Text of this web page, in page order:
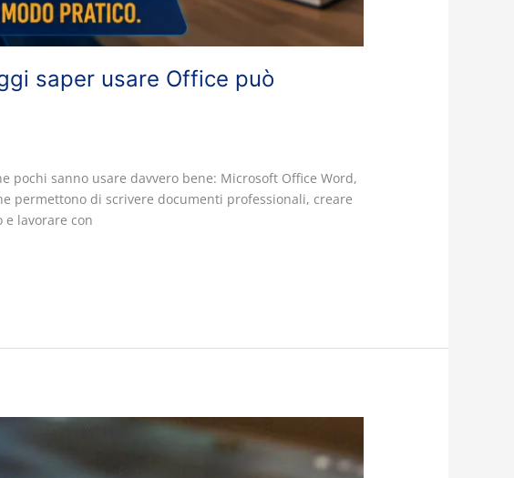
saper usare Office può
pochi sanno usare davvero bene: Microsoft Office Word,
permettono di scrivere documenti professionali, creare
lavorare con